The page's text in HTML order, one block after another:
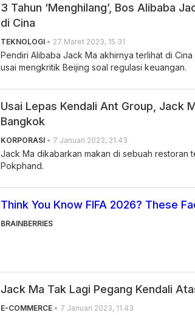
3 Tahun ‘Menghilang’, Bos Alibaba
di Cina
TEKNOLOGI • 27 Maret 2023, 15.31
Pendiri Alibaba Jack Ma akhirnya terlihat di Cina
usai mengkritik Beijing soal regulasi keuangan.
Usai Lepas Kendali Ant Group, Jack
Bangkok
KORPORASI • 7 Januari 2023, 21.43
Jack Ma dikabarkan makan di sebuah restoran
Pokphand.
Think You Know FIFA 2026? These
BRAINBERRIES
Jack Ma Tak Lagi Pegang Kendali
E-COMMERCE • 7 Januari 2023, 11.43